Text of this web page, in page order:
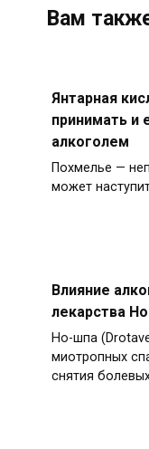
Вам
Янтарная
принимать и
алкоголем
Похмелье —
может
Влияние
лекарства
Но-шпа
миотропных
снятия